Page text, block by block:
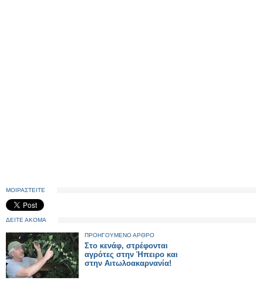
ΜΟΙΡΑΣΤΕΙΤΕ
ΔΕΙΤΕ ΑΚΟΜΑ
ΠΡΟΗΓΟΥΜΕΝΟ ΑΡΘΡΟ
Στο κενάφ, στρέφονται
αγρότες στην Ήπειρο και
στην Αιτωλοακαρνανία!